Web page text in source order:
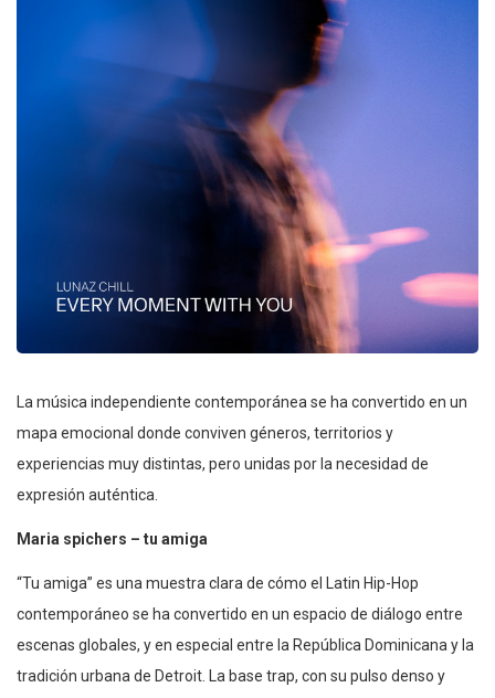
La música independiente contemporánea se ha convertido en un
mapa emocional donde conviven géneros, territorios y
experiencias muy distintas, pero unidas por la necesidad de
expresión auténtica.
Maria spichers – tu amiga
“Tu amiga” es una muestra clara de cómo el Latin Hip-Hop
contemporáneo se ha convertido en un espacio de diálogo entre
escenas globales, y en especial entre la República Dominicana y la
tradición urbana de Detroit. La base trap, con su pulso denso y